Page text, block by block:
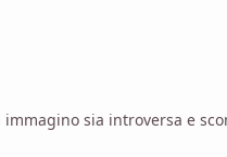
sia introversa e